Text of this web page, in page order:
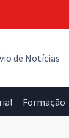
de Notícias
Formação